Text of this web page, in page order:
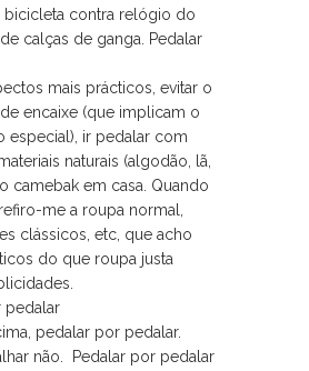
bicicleta contra relógio do
calças de ganga. Pedalar
mais prácticos, evitar o
encaixe (que implicam o
especial), ir pedalar com
naturais (algodão, lã,
camebak em casa. Quando
me a roupa normal,
clássicos, etc, que acho
do que roupa justa
pedalar
pedalar por pedalar.
não. Pedalar por pedalar